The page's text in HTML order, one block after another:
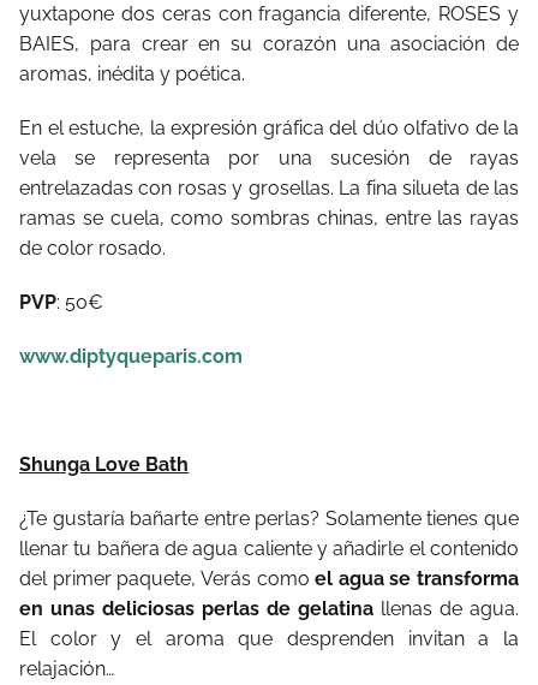
yuxtapone dos ceras con fragancia diferente, ROSES y
BAIES, para crear en su corazón una asociación de
aromas, inédita y poética.
En el estuche, la expresión gráfica del dúo olfativo de la
vela se representa por una sucesión de rayas
entrelazadas con rosas y grosellas. La fina silueta de las
ramas se cuela, como sombras chinas, entre las rayas
de color rosado.
PVP: 50€
www.diptyqueparis.com
Shunga Love Bath
¿Te gustaría bañarte entre perlas? Solamente tienes que
llenar tu bañera de agua caliente y añadirle el contenido
del primer paquete, Verás comoel agua se transforma
en unas deliciosas perlas de gelatina llenas de agua.
El color y el aroma que desprenden invitan a la
relajación…